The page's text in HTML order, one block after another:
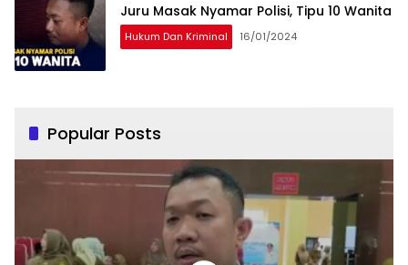
Juru Masak Nyamar Polisi, Tipu 10 Wanita
Hukum Dan Kriminal 16/01/2024
Popular Posts